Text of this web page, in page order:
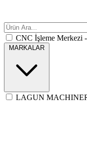
CNC İşleme
MARKALAR
LAGUN